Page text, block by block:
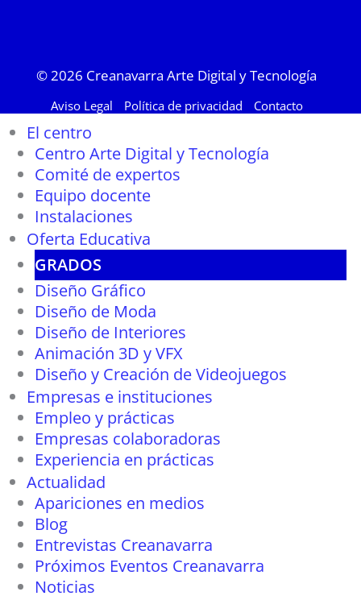
© 2026 Creanavarra Arte Digital y Tecnología
Aviso Legal Política de privacidad Contacto
El centro
Centro Arte Digital y Tecnología
Comité de expertos
Equipo docente
Instalaciones
Oferta Educativa
GRADOS
Diseño Gráfico
Diseño de Moda
Diseño de Interiores
Animación 3D y VFX
Diseño y Creación de Videojuegos
Empresas e instituciones
Empleo y prácticas
Empresas colaboradoras
Experiencia en prácticas
Actualidad
Apariciones en medios
Blog
Entrevistas Creanavarra
Próximos Eventos Creanavarra
Noticias